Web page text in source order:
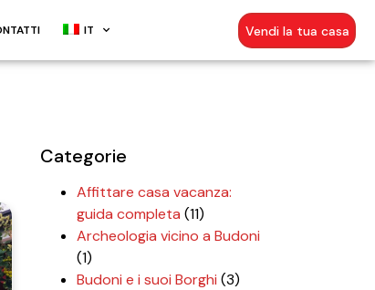
IT Vendi la tua casa
Categorie
Affittare casa vacanza:
guida completa (11)
Archeologia vicino a Budoni
(1)
Budoni e i suoi Borghi (3)